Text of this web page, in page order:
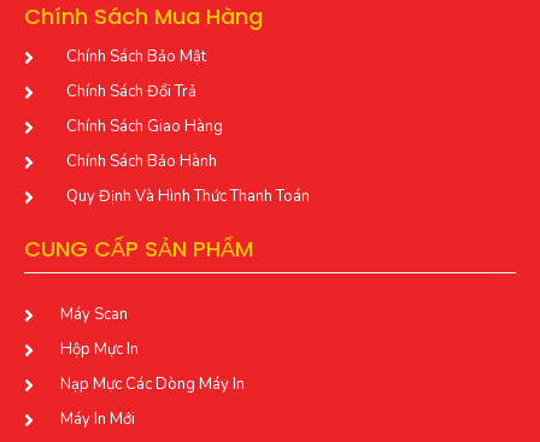
Chính Sách Mua Hàng
Chính Sách Bảo Mật
Chính Sách Đổi Trả
Chính Sách Giao Hàng
Chính Sách Bảo Hành
Quy Định Và Hình Thức Thanh Toán
CUNG CẤP SẢN PHẨM
Máy Scan
Hộp Mực In
Nạp Mực Các Dòng Máy In
Máy In Mới